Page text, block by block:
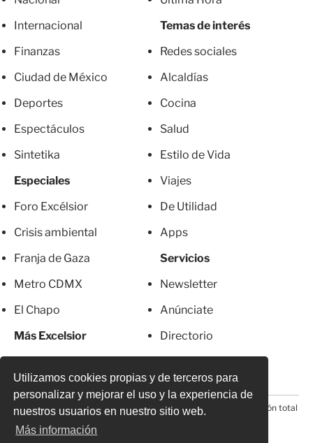
Utilizamos cookies propias y de terceros para
personalizar y mejorar el uso y la experiencia de
nuestros usuarios en nuestro sitio web.
Más información
Internacional
Finanzas
Ciudad de México
Deportes
Espectáculos
Sintetika
Especiales
Foro Excélsior
Crisis ambiental
Franja de Gaza
Metro CDMX
El Chapo
Más Excelsior
Temas de interés
Redes sociales
Alcaldías
Cocina
Salud
Estilo de Vida
Viajes
De Utilidad
Apps
Servicios
Newsletter
Anúnciate
Directorio
© 2026 Todos los derechos reservados. Prohibida la reproducción total
o parcial, incluyendo cualquier medio electrónico*